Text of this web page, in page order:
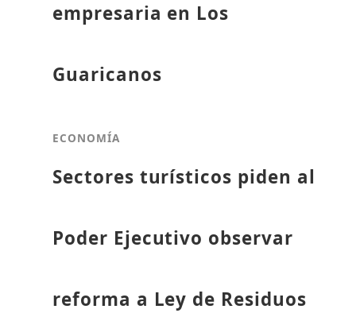
empresaria en Los
Guaricanos
ECONOMÍA
Sectores turísticos piden al
Poder Ejecutivo observar
reforma a Ley de Residuos